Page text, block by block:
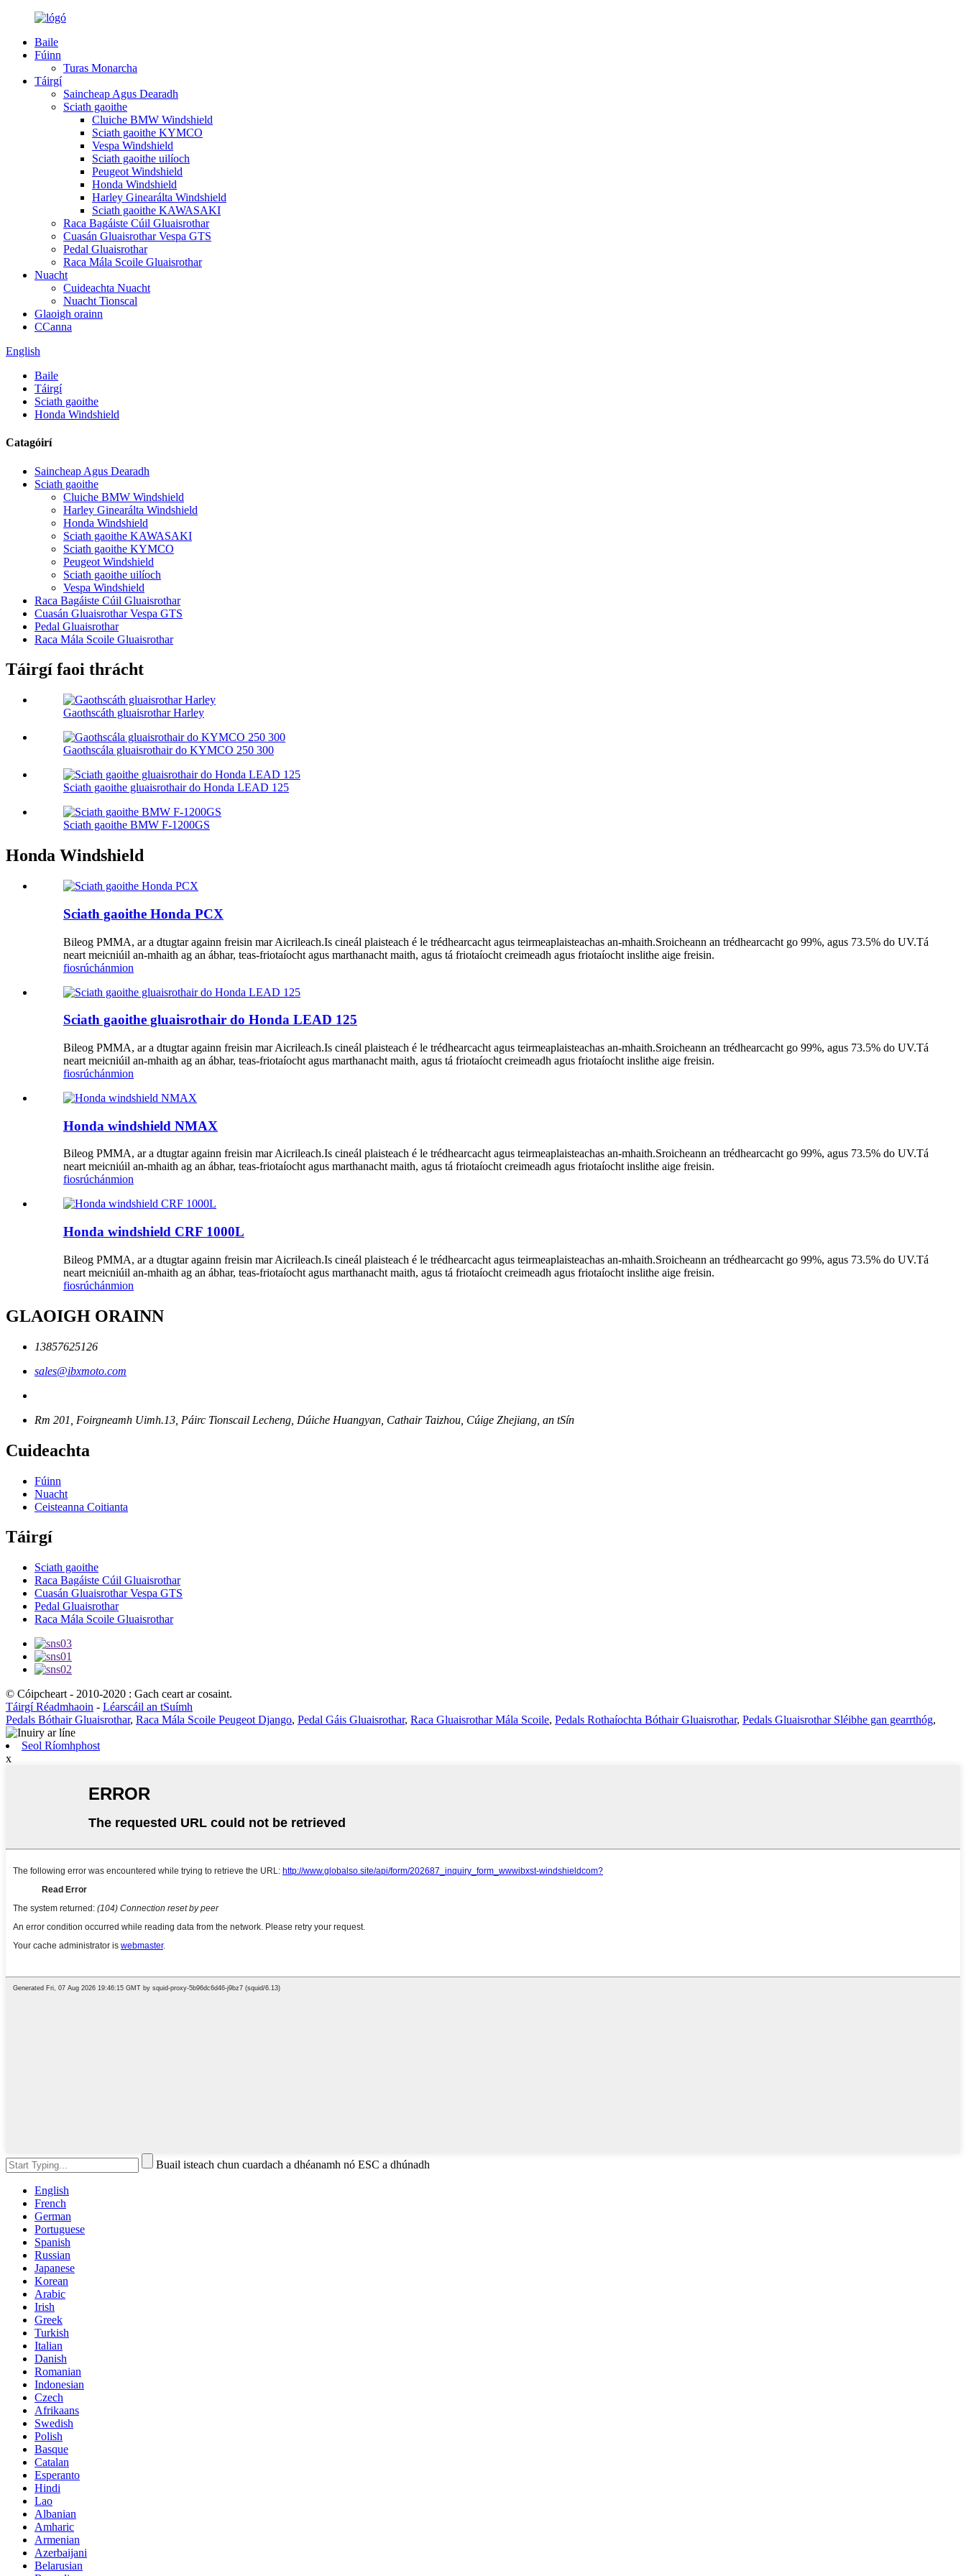
Baile
Fúinn
Turas Monarcha
Táirgí
Saincheap Agus Dearadh
Sciath gaoithe
Cluiche BMW Windshield
Sciath gaoithe KYMCO
Vespa Windshield
Sciath gaoithe uilíoch
Peugeot Windshield
Honda Windshield
Harley Ginearálta Windshield
Sciath gaoithe KAWASAKI
Raca Bagáiste Cúil Gluaisrothar
Cuasán Gluaisrothar Vespa GTS
Pedal Gluaisrothar
Raca Mála Scoile Gluaisrothar
Nuacht
Cuideachta Nuacht
Nuacht Tionscal
Glaoigh orainn
CCanna
English
Baile
Táirgí
Sciath gaoithe
Honda Windshield
Catagóirí
Saincheap Agus Dearadh
Sciath gaoithe
Cluiche BMW Windshield
Harley Ginearálta Windshield
Honda Windshield
Sciath gaoithe KAWASAKI
Sciath gaoithe KYMCO
Peugeot Windshield
Sciath gaoithe uilíoch
Vespa Windshield
Raca Bagáiste Cúil Gluaisrothar
Cuasán Gluaisrothar Vespa GTS
Pedal Gluaisrothar
Raca Mála Scoile Gluaisrothar
Táirgí faoi thrácht
Gaothscáth gluaisrothar Harley
Gaothscála gluaisrothair do KYMCO 250 300
Sciath gaoithe gluaisrothair do Honda LEAD 125
Sciath gaoithe BMW F-1200GS
Honda Windshield
Sciath gaoithe Honda PCX
Bileog PMMA, ar a dtugtar againn freisin mar Aicrileach.Is cineál plaisteach é le trédhearcacht agus teirmeaplaisteachas an-mhaith.Sroicheann an trédhearcacht go 99%, agus 73.5% do UV.Tá
neart meicniúil an-mhaith ag an ábhar, teas-friotaíocht agus marthanacht maith, agus tá friotaíocht creimeadh agus friotaíocht inslithe aige freisin.
fiosrúchánmion
Sciath gaoithe gluaisrothair do Honda LEAD 125
Bileog PMMA, ar a dtugtar againn freisin mar Aicrileach.Is cineál plaisteach é le trédhearcacht agus teirmeaplaisteachas an-mhaith.Sroicheann an trédhearcacht go 99%, agus 73.5% do UV.Tá
neart meicniúil an-mhaith ag an ábhar, teas-friotaíocht agus marthanacht maith, agus tá friotaíocht creimeadh agus friotaíocht inslithe aige freisin.
fiosrúchánmion
Honda windshield NMAX
Bileog PMMA, ar a dtugtar againn freisin mar Aicrileach.Is cineál plaisteach é le trédhearcacht agus teirmeaplaisteachas an-mhaith.Sroicheann an trédhearcacht go 99%, agus 73.5% do UV.Tá
neart meicniúil an-mhaith ag an ábhar, teas-friotaíocht agus marthanacht maith, agus tá friotaíocht creimeadh agus friotaíocht inslithe aige freisin.
fiosrúchánmion
Honda windshield CRF 1000L
Bileog PMMA, ar a dtugtar againn freisin mar Aicrileach.Is cineál plaisteach é le trédhearcacht agus teirmeaplaisteachas an-mhaith.Sroicheann an trédhearcacht go 99%, agus 73.5% do UV.Tá
neart meicniúil an-mhaith ag an ábhar, teas-friotaíocht agus marthanacht maith, agus tá friotaíocht creimeadh agus friotaíocht inslithe aige freisin.
fiosrúchánmion
GLAOIGH ORAINN
13857625126
sales@ibxmoto.com
Rm 201, Foirgneamh Uimh.13, Páirc Tionscail Lecheng, Dúiche Huangyan, Cathair Taizhou, Cúige Zhejiang, an tSín
Cuideachta
Fúinn
Nuacht
Ceisteanna Coitianta
Táirgí
Sciath gaoithe
Raca Bagáiste Cúil Gluaisrothar
Cuasán Gluaisrothar Vespa GTS
Pedal Gluaisrothar
Raca Mála Scoile Gluaisrothar
© Cóipcheart - 2010-2020 : Gach ceart ar cosaint.
Táirgí Réadmhaoin - Léarscáil an tSuímh
Pedals Bóthair Gluaisrothar, Raca Mála Scoile Peugeot Django, Pedal Gáis Gluaisrothar, Raca Gluaisrothar Mála Scoile, Pedals Rothaíochta Bóthair Gluaisrothar, Pedals Gluaisrothar Sléibhe gan gearrthóg,
Seol Ríomhphost
x
Buail isteach chun cuardach a dhéanamh nó ESC a dhúnadh
English
French
German
Portuguese
Spanish
Russian
Japanese
Korean
Arabic
Irish
Greek
Turkish
Italian
Danish
Romanian
Indonesian
Czech
Afrikaans
Swedish
Polish
Basque
Catalan
Esperanto
Hindi
Lao
Albanian
Amharic
Armenian
Azerbaijani
Belarusian